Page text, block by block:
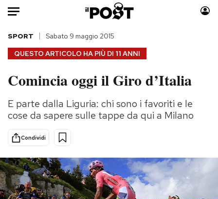
Auto
HOME
Italia
Politica
Tecnologia
Internet
Cultura
Economia
Sport
Moda
Consumismi
Storie/Idee
Europa
Altrecose
Mondiali calcio 2026
QUESTO ARTICOLO HA PIÙ DI 11 ANNI
SPORT Sabato 9 maggio 2015
Comincia oggi il Giro d’Italia
E parte dalla Liguria: chi sono i favoriti e le
cose da sapere sulle tappe da qui a Milano
Condividi